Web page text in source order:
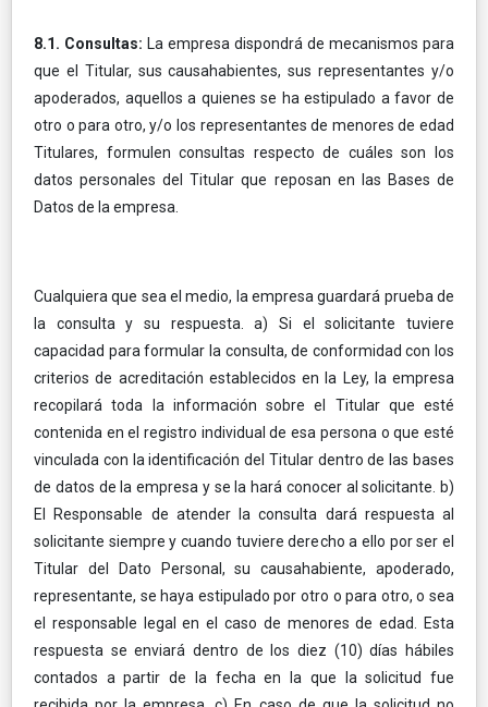
8.1. Consultas: La empresa dispondrá de mecanismos para
que el Titular, sus causahabientes, sus representantes y/o
apoderados, aquellos a quienes se ha estipulado a favor de
otro o para otro, y/o los representantes de menores de edad
Titulares, formulen consultas respecto de cuáles son los
datos personales del Titular que reposan en las Bases de
Datos de la empresa.
Cualquiera que sea el medio, la empresa guardará prueba de
la consulta y su respuesta. a) Si el solicitante tuviere
capacidad para formular la consulta, de conformidad con los
criterios de acreditación establecidos en la Ley, la empresa
recopilará toda la información sobre el Titular que esté
contenida en el registro individual de esa persona o que esté
vinculada con la identificación del Titular dentro de las bases
de datos de la empresa y se la hará conocer al solicitante. b)
El Responsable de atender la consulta dará respuesta al
solicitante siempre y cuando tuviere derecho a ello por ser el
Titular del Dato Personal, su causahabiente, apoderado,
representante, se haya estipulado por otro o para otro, o sea
el responsable legal en el caso de menores de edad. Esta
respuesta se enviará dentro de los diez (10) días hábiles
contados a partir de la fecha en la que la solicitud fue